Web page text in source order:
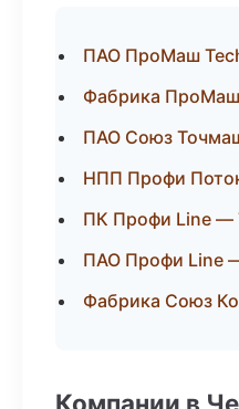
ПАО ПроМаш
Фабрика
ПАО Союз
НПП Профи
ПК Профи Line —
ПАО Профи Line
Фабрика Союз
Компании в